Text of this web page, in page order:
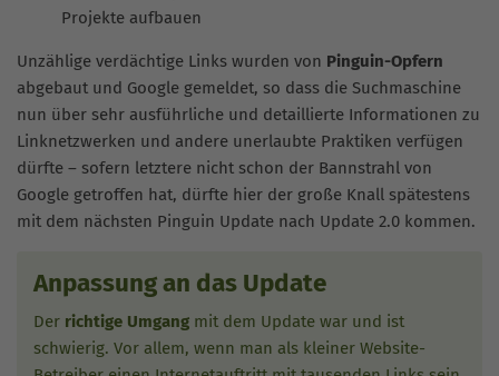
Projekte aufbauen
Unzählige verdächtige Links wurden von Pinguin-Opfern
abgebaut und Google gemeldet, so dass die Suchmaschine
nun über sehr ausführliche und detaillierte Informationen zu
Linknetzwerken und andere unerlaubte Praktiken verfügen
dürfte – sofern letztere nicht schon der Bannstrahl von
Google getroffen hat, dürfte hier der große Knall spätestens
mit dem nächsten Pinguin Update nach Update 2.0 kommen.
Anpassung an das Update
Der richtige Umgang mit dem Update war und ist
schwierig. Vor allem, wenn man als kleiner Website-